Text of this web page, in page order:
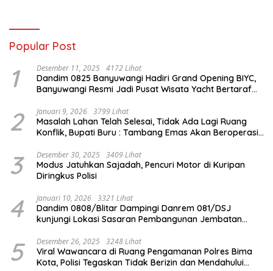
Popular Post
1 Desember 11, 2025 4172 Lihat
Dandim 0825 Banyuwangi Hadiri Grand Opening BIYC,
Banyuwangi Resmi Jadi Pusat Wisata Yacht Bertaraf
2 Januari 9, 2026 3799 Lihat
Masalah Lahan Telah Selesai, Tidak Ada Lagi Ruang
Konflik, Bupati Buru : Tambang Emas Akan Beroperasi
3 Desember 30, 2025 3409 Lihat
Modus Jatuhkan Sajadah, Pencuri Motor di Kuripan
Diringkus Polisi
4 Januari 10, 2026 3321 Lihat
Dandim 0808/Blitar Dampingi Danrem 081/DSJ
kunjungi Lokasi Sasaran Pembangunan Jembatan
5 Desember 26, 2025 3248 Lihat
Viral Wawancara di Ruang Pengamanan Polres Bima
Kota, Polisi Tegaskan Tidak Berizin dan Mendahului